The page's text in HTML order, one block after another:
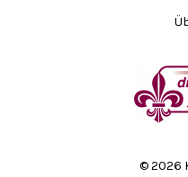
© 2026